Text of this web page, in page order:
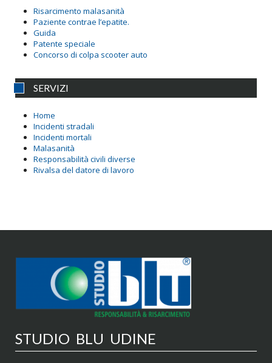
Risarcimento malasanità
Paziente contrae l’epatite.
Guida
Patente speciale
Concorso di colpa scooter auto
SERVIZI
Home
Incidenti stradali
Incidenti mortali
Malasanità
Responsabilità civili diverse
Rivalsa del datore di lavoro
STUDIO BLU UDINE